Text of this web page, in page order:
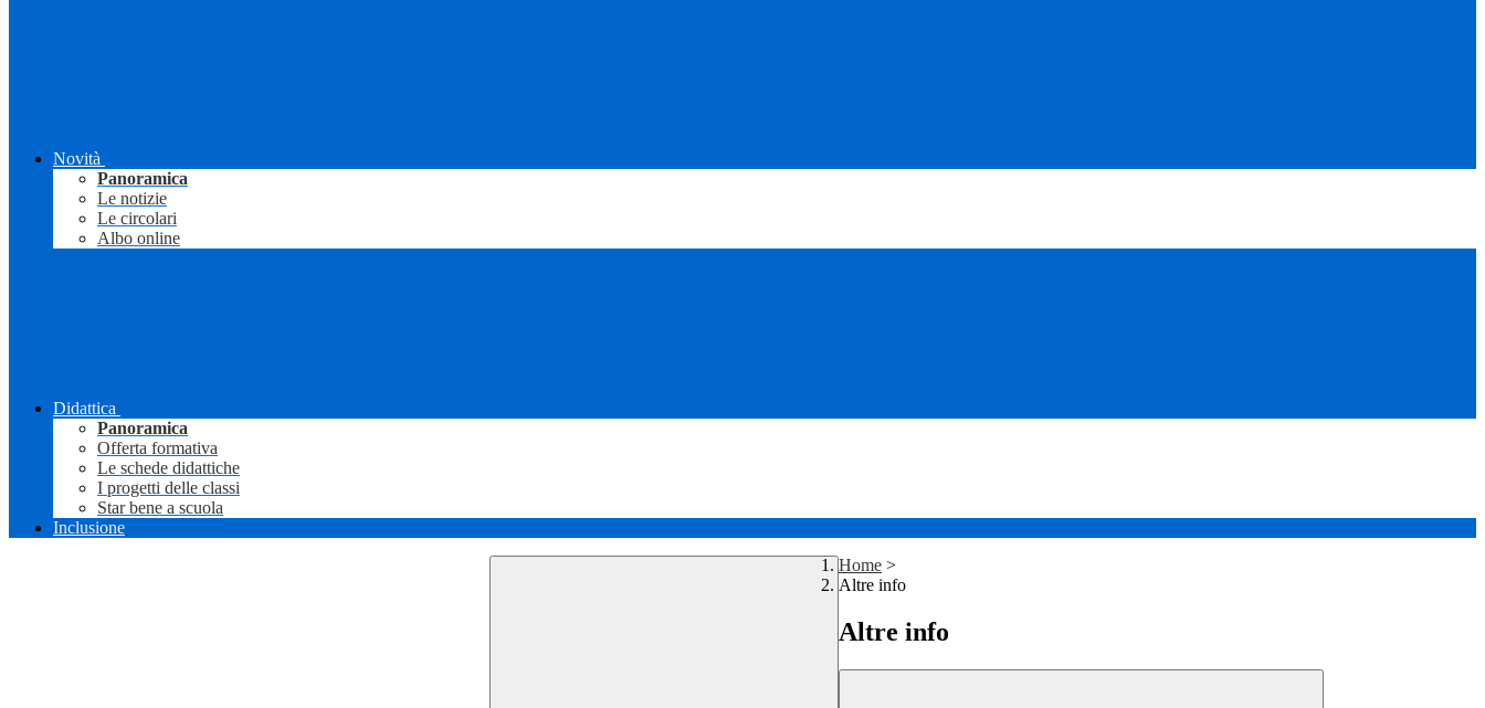
Novità
Panoramica
Le notizie
Le circolari
Albo online
Didattica
Panoramica
Offerta formativa
Le schede didattiche
I progetti delle classi
Star bene a scuola
Inclusione
Home >
Altre info
Altre info